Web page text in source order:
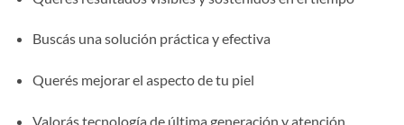
Buscás una solución práctica y efectiva
Querés mejorar el aspecto de tu piel
Valorás tecnología de última generación y atención